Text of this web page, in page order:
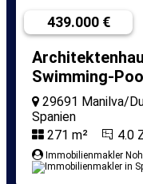
439.000 €
Swimming-
29691 Manilva/
Spanien
271 m²
4.0
Immobilienmakler